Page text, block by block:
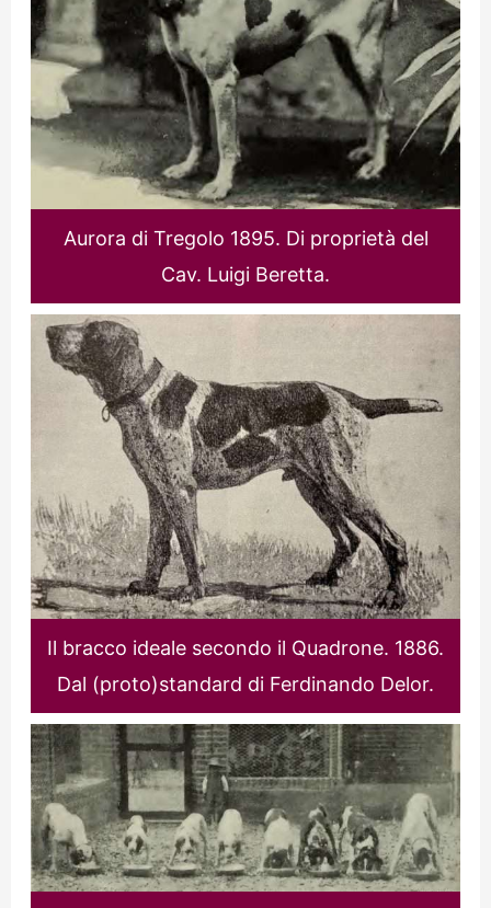
Aurora di Tregolo 1895. Di proprietà del
Cav. Luigi Beretta.
Il bracco ideale secondo il Quadrone. 1886.
Dal (proto)standard di Ferdinando Delor.